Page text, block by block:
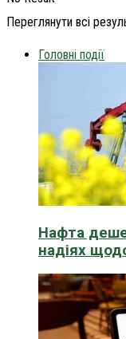
Переглянути всі
Головні події
Нафта
надіях